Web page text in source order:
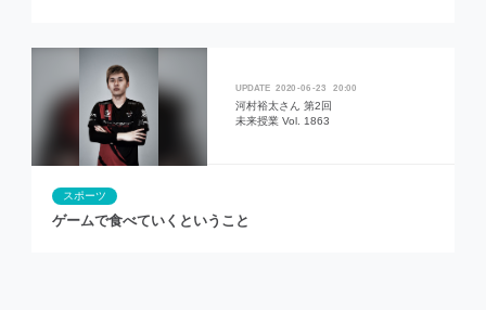
2020 06 23 20:00
河村裕太さん 第2回
未来授業 Vol. 1863
スポーツ
ゲームで食べていくということ